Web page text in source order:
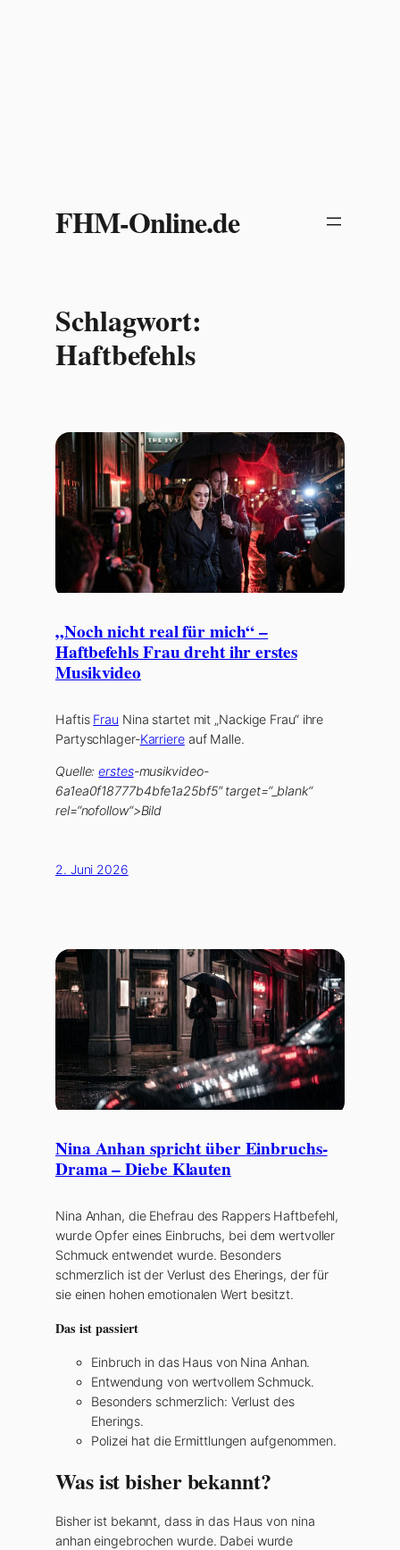
springenFHM-Online.de
Schlagwort:
Haftbefehls
„Noch nicht real für mich“ –
Haftbefehls Frau dreht ihr erstes
Musikvideo
Haftis Frau Nina startet mit „Nackige Frau“ ihre
Partyschlager-Karriereauf Malle.
Quelle:erstes-musikvideo-
6a1ea0f18777b4bfe1a25bf5″ target=“_blank“
rel=“nofollow“>Bild
2. Juni 2026
Nina Anhan spricht über Einbruchs-
Drama – Diebe Klauten
Nina Anhan, die Ehefrau des Rappers Haftbefehl,
wurde Opfer eines Einbruchs, bei dem wertvoller
Schmuck entwendet wurde. Besonders
schmerzlich ist der Verlust des Eherings, der für
sie einen hohen emotionalen Wert besitzt.
Das ist passiert
Einbruch in das Haus von Nina Anhan.
Entwendung von wertvollem Schmuck.
Besonders schmerzlich: Verlust des
Eherings.
Polizei hat die Ermittlungen aufgenommen.
Was ist bisher bekannt?
Bisher ist bekannt, dass in das Haus von nina
anhan eingebrochen wurde. Dabei wurde